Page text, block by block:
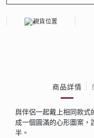
現貨位置
商品詳情
與伴侶一起戴上相同款式
成一個圓滿的心形圖案
半。